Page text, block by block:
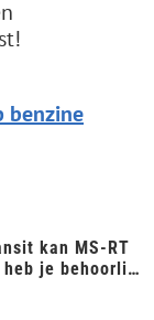
benzine
kan MS-RT
je behoorlijk